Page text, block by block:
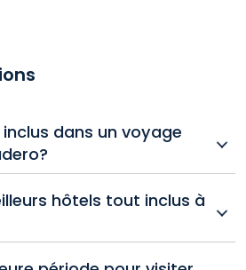
dans un voyage
aller-retour, l’hébergement à
et les boissons (y compris
et aux plages, les
hôtels tout inclus à